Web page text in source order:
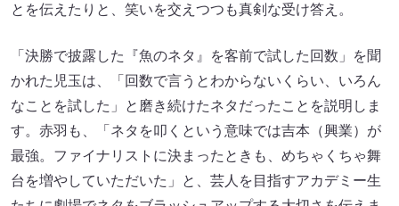
とを伝えたりと、笑いを交えつつも真剣な受け答え。
「決勝で披露した『魚のネタ』を客前で試した回数」を聞
かれた児玉は、「回数で言うとわからないくらい、いろん
なことを試した」と磨き続けたネタだったことを説明しま
す。赤羽も、「ネタを叩くという意味では吉本（興業）が
最強。ファイナリストに決まったときも、めちゃくちゃ舞
台を増やしていただいた」と、芸人を目指すアカデミー生